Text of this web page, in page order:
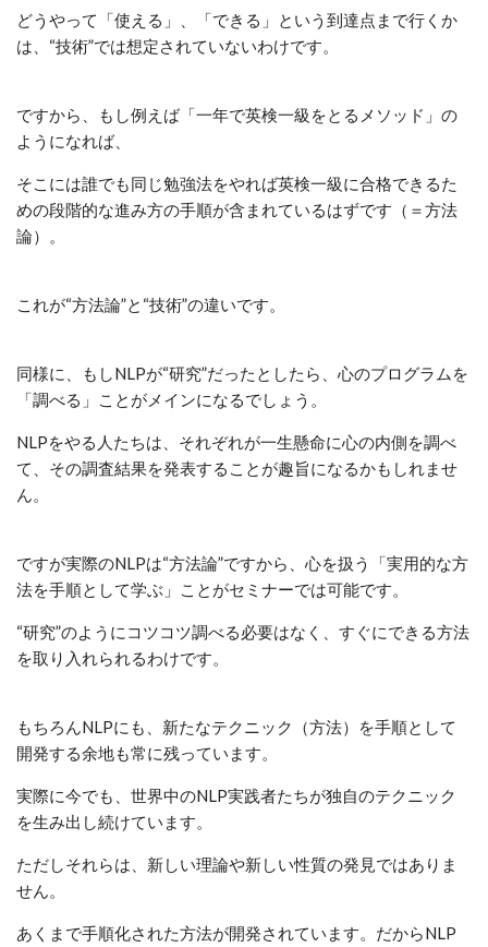
どうやって「使える」、「できる」という到達点まで行くか
は、“技術”では想定されていないわけです。
ですから、もし例えば「一年で英検一級をとるメソッド」の
ようになれば、
そこには誰でも同じ勉強法をやれば英検一級に合格できるた
めの段階的な進み方の手順が含まれているはずです（＝方法
論）。
これが“方法論”と“技術”の違いです。
同様に、もしNLPが“研究”だったとしたら、心のプログラムを
「調べる」ことがメインになるでしょう。
NLPをやる人たちは、それぞれが一生懸命に心の内側を調べ
て、その調査結果を発表することが趣旨になるかもしれませ
ん。
ですが実際のNLPは“方法論”ですから、心を扱う「実用的な方
法を手順として学ぶ」ことがセミナーでは可能です。
“研究”のようにコツコツ調べる必要はなく、すぐにできる方法
を取り入れられるわけです。
もちろんNLPにも、新たなテクニック（方法）を手順として
開発する余地も常に残っています。
実際に今でも、世界中のNLP実践者たちが独自のテクニック
を生み出し続けています。
ただしそれらは、新しい理論や新しい性質の発見ではありま
せん。
あくまで手順化された方法が開発されています。だからNLP